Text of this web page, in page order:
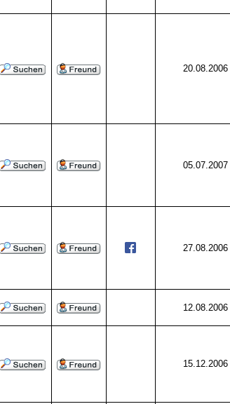
20.08.2006
05.07.2007
27.08.2006
12.08.2006
15.12.2006